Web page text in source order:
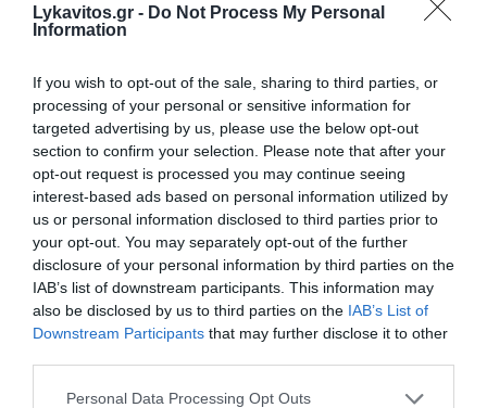
Lykavitos.gr - Do Not Process My Personal
Information
If you wish to opt-out of the sale, sharing to third parties, or
processing of your personal or sensitive information for
targeted advertising by us, please use the below opt-out
section to confirm your selection. Please note that after your
opt-out request is processed you may continue seeing
interest-based ads based on personal information utilized by
us or personal information disclosed to third parties prior to
your opt-out. You may separately opt-out of the further
disclosure of your personal information by third parties on the
IAB’s list of downstream participants. This information may
also be disclosed by us to third parties on the IAB’s List of
Downstream Participants that may further disclose it to other
Please note that this website/app uses one or more Google
Personal Data Processing Opt Outs
Σαν σήμερα - 18 Οκτωβρίου
Γεγονότα 1356: Σεισμός 7,1 Ρίχτερ με επίκεντρο την
πόλη Βασιλεία της Ελβετίας και 1.000 θύματα. Πρόκειται
για τον πιο καταστρεπτικό σεισμό στην ιστ...
18 Οκτωβρίου 2025